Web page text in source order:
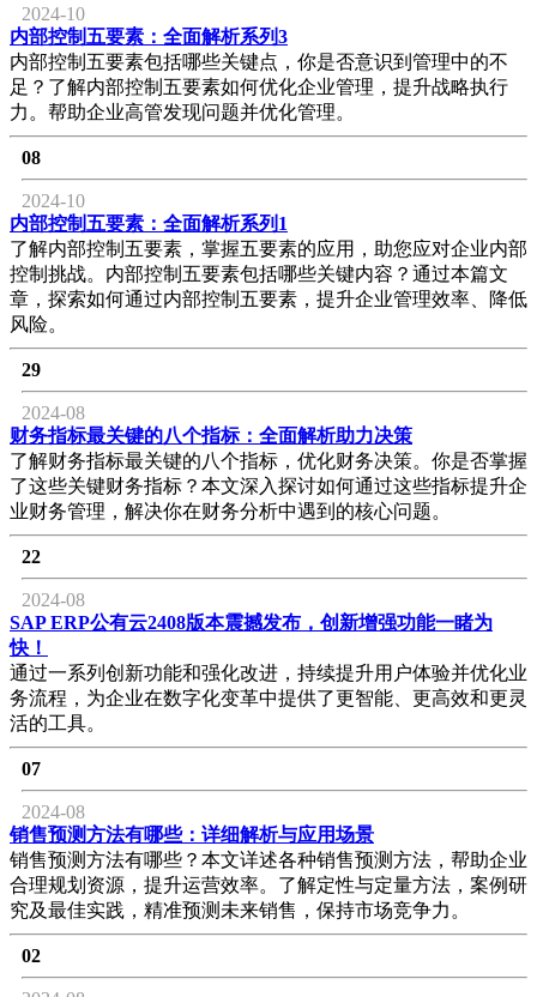
2024-10
内部控制五要素：全面解析系列3
内部控制五要素包括哪些关键点，你是否意识到管理中的不
足？了解内部控制五要素如何优化企业管理，提升战略执行
力。帮助企业高管发现问题并优化管理。
08
2024-10
内部控制五要素：全面解析系列1
了解内部控制五要素，掌握五要素的应用，助您应对企业内部
控制挑战。内部控制五要素包括哪些关键内容？通过本篇文
章，探索如何通过内部控制五要素，提升企业管理效率、降低
风险。
29
2024-08
财务指标最关键的八个指标：全面解析助力决策
了解财务指标最关键的八个指标，优化财务决策。你是否掌握
了这些关键财务指标？本文深入探讨如何通过这些指标提升企
业财务管理，解决你在财务分析中遇到的核心问题。
22
2024-08
SAP ERP公有云2408版本震撼发布，创新增强功能一睹为
快！
通过一系列创新功能和强化改进，持续提升用户体验并优化业
务流程，为企业在数字化变革中提供了更智能、更高效和更灵
活的工具。
07
2024-08
销售预测方法有哪些：详细解析与应用场景
销售预测方法有哪些？本文详述各种销售预测方法，帮助企业
合理规划资源，提升运营效率。了解定性与定量方法，案例研
究及最佳实践，精准预测未来销售，保持市场竞争力。
02